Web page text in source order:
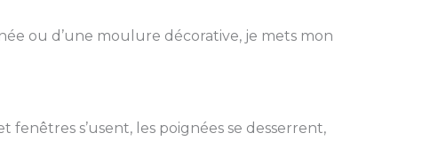
ou d’une moulure décorative, je mets mon
s’usent, les poignées se desserrent,